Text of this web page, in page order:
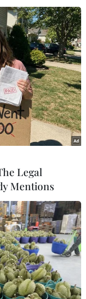
xác định
hữu ở nước này
Nga cho biết cơ
âm mưu khủng
nguy cơ khủng bố
hữu.
Legal
Mentions